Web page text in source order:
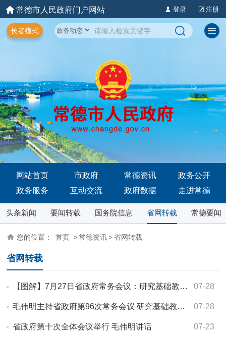
常德市人民政府门户网站 登录 注册
长者模式
网站首页 市政府 常德资讯
政务公开
政务服务
互动交流 政府数据 走进常德
头条新闻 要闻转载 国务院信息 省网转载 常德要闻
您的位置： 首页 > 常德资讯 > 省网转载
省网转载
07-28
【图解】7月27日省政府常务会议：研究基础教育、长株潭一体化、自然灾害…
07-28
毛伟明主持省政府第96次常务会议 研究基础教育、长株潭一体化、自然灾害…
07-23
省政府第十次全体会议举行 毛伟明讲话